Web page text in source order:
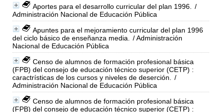
Aportes para el desarrollo curricular del plan 1996.
/
Administración Nacional de Educación Pública
Apuntes para el mejoramiento curricular del plan 1996
del ciclo básico de enseñanza media.
/ Administración
Nacional de Educación Pública
Censo de alumnos de formación profesional básica
(FPB) del consejo de educación técnico superior (CETP) :
caractrísticas de los cursos y niveles de deserción.
/
Administración Nacional de Educación Pública
Censo de alumnos de formación profesional básica
(FPB) del consejo de educación técnico superior (CETP) :